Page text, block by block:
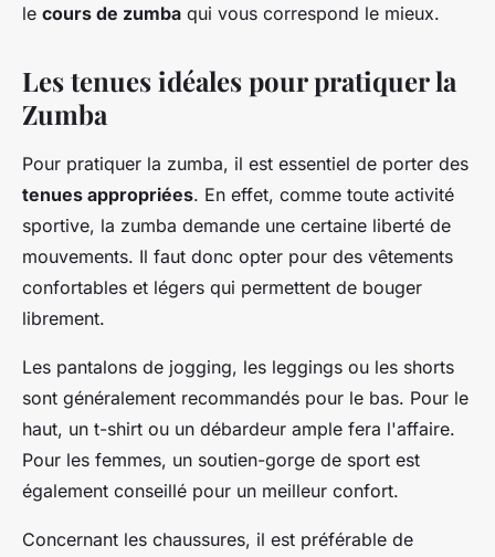
le cours de zumba qui vous correspond le mieux.
Les tenues idéales pour pratiquer la
Zumba
Pour pratiquer la zumba, il est essentiel de porter des
tenues appropriées. En effet, comme toute activité
sportive, la zumba demande une certaine liberté de
mouvements. Il faut donc opter pour des vêtements
confortables et légers qui permettent de bouger
librement.
Les pantalons de jogging, les leggings ou les shorts
sont généralement recommandés pour le bas. Pour le
haut, un t-shirt ou un débardeur ample fera l'affaire.
Pour les femmes, un soutien-gorge de sport est
également conseillé pour un meilleur confort.
Concernant les chaussures, il est préférable de